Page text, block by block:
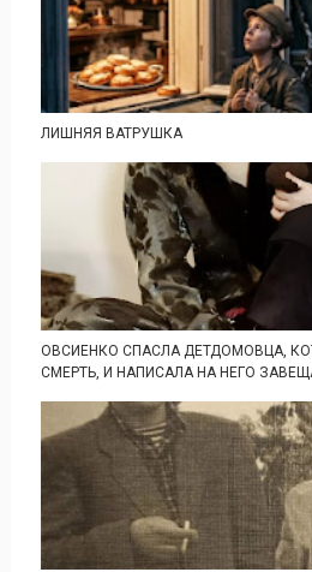
ЛИШНЯЯ ВАТРУШКА
ОВСИЕНКО СПАСЛА ДЕТДОМОВЦА,
СМЕРТЬ, И НАПИСАЛА НА НЕГО